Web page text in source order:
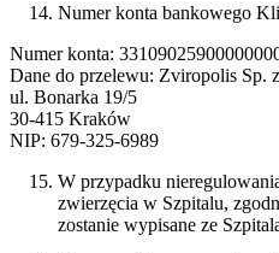
Numer konta bankowego
Numer konta:
Dane do przelewu: Zviropolis Sp.
ul. Bonarka 19/5
30-415 Kraków
NIP: 679-325-6989
W przypadku
zwierzęcia w Szpitalu,
zostanie wypisane ze